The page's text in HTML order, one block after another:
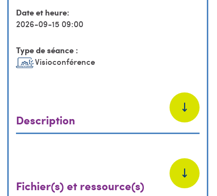
Date et heure:
2026-09-15 09:00
Type de séance :
Visioconférence
Description
Fichier(s) et ressource(s)